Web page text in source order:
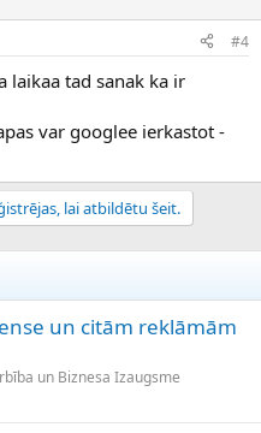
#4
laikaa tad sanak ka ir
var googlee ierkastot -
lai atbildētu šeit.
un citām reklāmām
un Biznesa Izaugsme